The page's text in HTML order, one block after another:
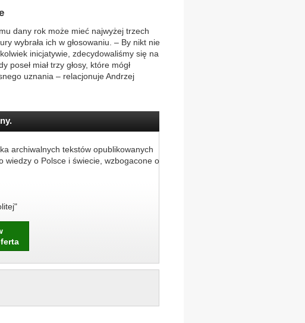
dany rok może mieć najwyżej trzech
wybrała ich w głosowaniu. – By nikt nie
inicjatywie, zdecydowaliśmy się na
poseł miał trzy głosy, które mógł
uznania – relacjonuje Andrzej
archiwalnych tekstów opublikowanych
wiedzy o Polsce i świecie, wzbogacone o